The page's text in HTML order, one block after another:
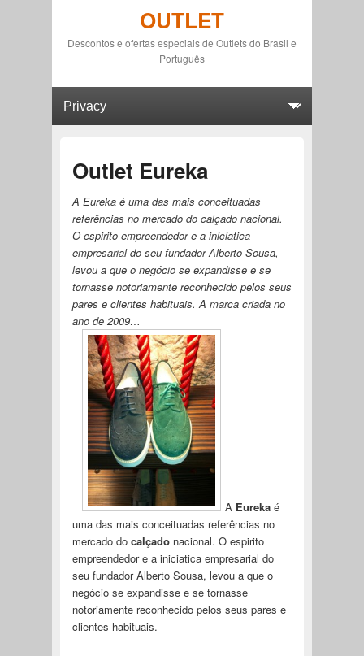
OUTLET
Descontos e ofertas especiais de Outlets do Brasil e
Português
Outlet Eureka
A Eureka é uma das mais conceituadas
referências no mercado do calçado nacional.
O espirito empreendedor e a iniciatica
empresarial do seu fundador Alberto Sousa,
levou a que o negócio se expandisse e se
tornasse notoriamente reconhecido pelos seus
pares e clientes habituais. A marca criada no
ano de 2009…
A Eurekaé
uma das mais conceituadas referências no
mercado do calçadonacional. O espirito
empreendedor e a iniciatica empresarial do
seu fundador Alberto Sousa, levou a que o
negócio se expandisse e se tornasse
notoriamente reconhecido pelos seus pares e
clientes habituais.